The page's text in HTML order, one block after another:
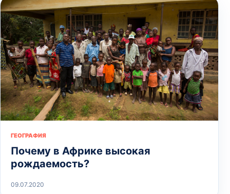
ГЕОГРАФИЯ
Почему в Африке высокая
рождаемость?
09.07.2020